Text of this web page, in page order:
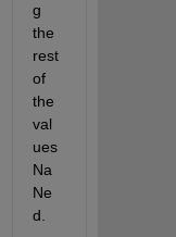
g
the
rest
of
the
val
ues
Na
Ne
d.